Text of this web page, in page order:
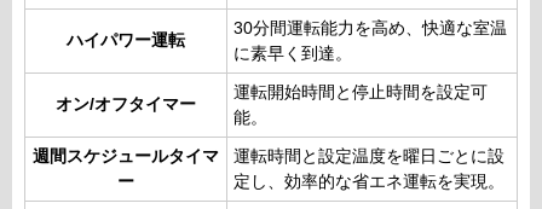
ハイパワー運転
30分間運転能力を高め、快適な室温
に素早く到達。
オン/オフタイマー
運転開始時間と停止時間を設定可
能。
週間スケジュールタイマ
ー
運転時間と設定温度を曜日ごとに設
定し、効率的な省エネ運転を実現。